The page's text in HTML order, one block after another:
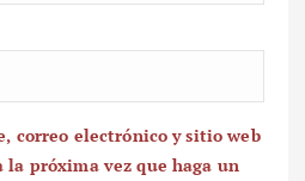
correo electrónico y sitio web
la próxima vez que haga un